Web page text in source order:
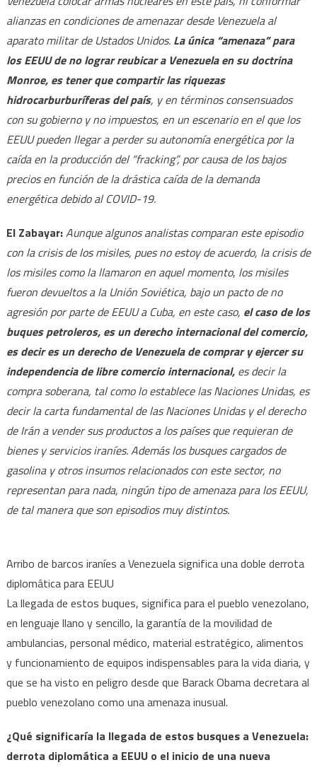
alianzas en condiciones de amenazar desde Venezuela al
aparato militar de Ustados Unidos. La única “amenaza” para
los EEUU de no lograr reubicar a Venezuela en su doctrina
Monroe, es tener que compartir las riquezas
hidrocarburburíferas del país, y en términos consensuados
con su gobierno y no impuestos, en un escenario en el que los
EEUU pueden llegar a perder su autonomía energética por la
caída en la producción del “fracking”, por causa de los bajos
precios en función de la drástica caída de la demanda
energética debido al COVID-19.
El Zabayar:Aunque algunos analistas comparan este episodio
con la crisis de los misiles, pues no estoy de acuerdo, la crisis de
los misiles como la llamaron en aquel momento, los misiles
fueron devueltos a la Unión Soviética, bajo un pacto de no
agresión por parte de EEUU a Cuba, en este caso, el caso de los
buques petroleros, es un derecho internacional del comercio,
es decir es un derecho de Venezuela de comprar y ejercer su
independencia de libre comercio internacional,es decir la
compra soberana, tal como lo establece las Naciones Unidas, es
decir la carta fundamental de las Naciones Unidas y el derecho
de Irán a vender sus productos a los países que requieran de
bienes y servicios iraníes. Además los busques cargados de
gasolina y otros insumos relacionados con este sector, no
representan para nada, ningún tipo de amenaza para los EEUU,
de tal manera que son episodios muy distintos.
Arribo de barcos iraníes a Venezuela significa una doble derrota
diplomática para EEUU
La llegada de estos buques, significa para el pueblo venezolano,
en lenguaje llano y sencillo, la garantía de la movilidad de
ambulancias, personal médico, material estratégico, alimentos
y funcionamiento de equipos indispensables para la vida diaria, y
que se ha visto en peligro desde que Barack Obama decretara al
pueblo venezolano como una amenaza inusual.
¿Qué significaría la llegada de estos busques a Venezuela:
derrota diplomática a EEUU o el inicio de una nueva